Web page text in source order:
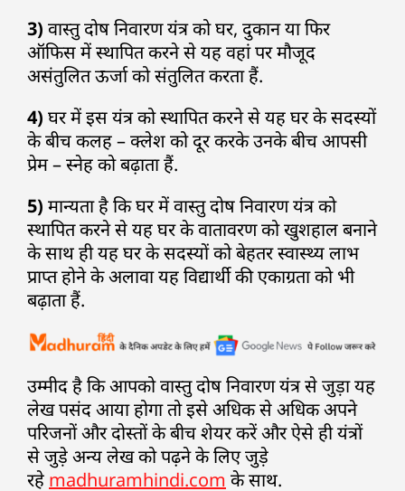
3) वास्तु दोष निवारण यंत्र को घर, दुकान या फिर
ऑफिस में स्थापित करने से यह वहां पर मौजूद
असंतुलित ऊर्जा को संतुलित करता हैं.
4) घर में इस यंत्र को स्थापित करने से यह घर के सदस्यों
के बीच कलह – क्लेश को दूर करके उनके बीच आपसी
प्रेम – स्नेह को बढ़ाता हैं.
5) मान्यता है कि घर में वास्तु दोष निवारण यंत्र को
स्थापित करने से यह घर के वातावरण को खुशहाल बनाने
के साथ ही यह घर के सदस्यों को बेहतर स्वास्थ्य लाभ
प्राप्त होने के अलावा यह विद्यार्थी की एकाग्रता को भी
बढ़ाता हैं.
उम्मीद है कि आपको वास्तु दोष निवारण यंत्र से जुड़ा यह
लेख पसंद आया होगा तो इसे अधिक से अधिक अपने
परिजनों और दोस्तों के बीच शेयर करें और ऐसे ही यंत्रों
से जुड़े अन्य लेख को पढ़ने के लिए जुड़े
रहे madhuramhindi.com के साथ.